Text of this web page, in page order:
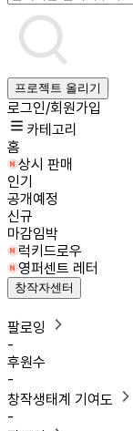
프로젝트 올리기
로그인/회원가입
카테고리
홈
상시 판매
인기
공개예정
신규
마감임박
럭키드로우
영퍼센트 레터
창작자센터
팔로잉
-
후원수
-
창작생태계 기여도
-